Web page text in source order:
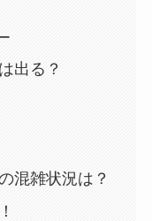
出る？
混雑状況は？